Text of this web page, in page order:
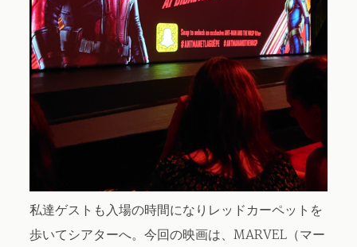
私達ゲストも入場の時間になりレッドカーペットを
歩いてシアターへ。今回の映画は、MARVEL（マー